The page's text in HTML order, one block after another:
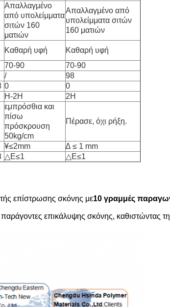
Απαλλαγμένο
από υπολείμματα
σιτών 160
ματιών
Απαλλαγμένο από
υπολείμματα σιτών
160 ματιών
Καθαρή υφή
Καθαρή υφή
70-90
70-90
/
98
0
0
H-2H 2H
εμπρόσθια και
πίσω
πρόσκρουση
50kg/cm
Πέρασε, όχι ρήξη.
¥≤2mm
∆ ≤ 1 mm
△E≤1 △E≤1
επίστρωσης σκόνης με10 γραμμές
επικάλυψης σκόνης, καθιστώντας